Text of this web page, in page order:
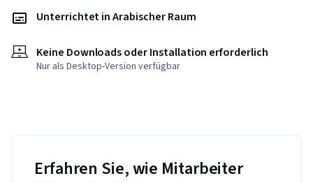
Unterrichtet in Arabischer Raum
Keine Downloads oder Installation erforderlich
Nur als Desktop-Version verfügbar
Erfahren Sie, wie Mitarbeiter